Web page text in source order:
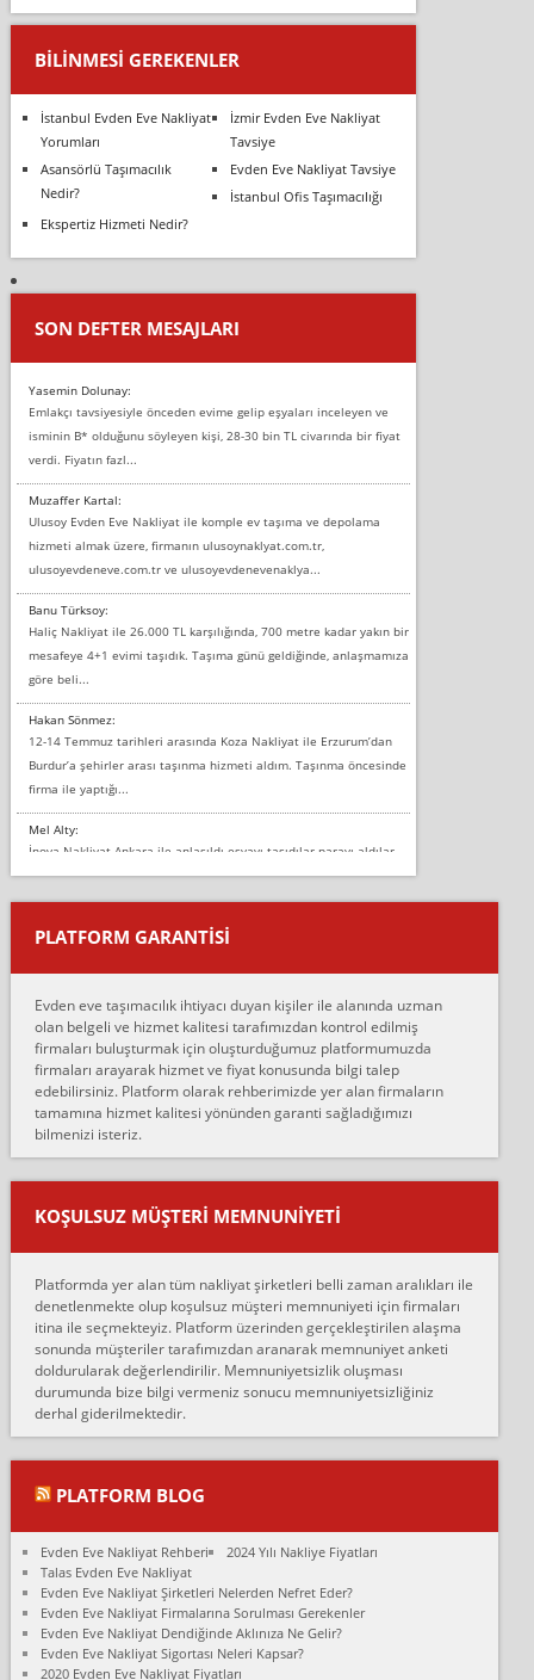
BILINMESI GEREKENLER
İstanbul Evden Eve Nakliyat
Yorumları
İzmir Evden Eve Nakliyat
Tavsiye
Asansörlü Taşımacılık
Nedir?
Evden Eve Nakliyat Tavsiye
İstanbul Ofis Taşımacılığı
Ekspertiz Hizmeti Nedir?
SON DEFTER MESAJLARI
Yasemin Dolunay:
Emlakçı tavsiyesiyle önceden evime gelip eşyaları inceleyen ve
isminin B* olduğunu söyleyen kişi, 28-30 bin TL civarında bir fiyat
verdi. Fiyatın fazl...
Muzaffer Kartal:
Ulusoy Evden Eve Nakliyat ile komple ev taşıma ve depolama
hizmeti almak üzere, firmanın ulusoynaklyat.com.tr,
ulusoyevdeneve.com.tr ve ulusoyevdenevenaklya...
Banu Türksoy:
Haliç Nakliyat ile 26.000 TL karşılığında, 700 metre kadar yakın bir
mesafeye 4+1 evimi taşıdık. Taşıma günü geldiğinde, anlaşmamıza
göre beli...
Hakan Sönmez:
12-14 Temmuz tarihleri arasında Koza Nakliyat ile Erzurum’dan
Burdur’a şehirler arası taşınma hizmeti aldım. Taşınma öncesinde
firma ile yaptığı...
Mel Alty:
İnova Nakliyat Ankara ile anlaşıldı eşyayı taşıdılar parayı aldılar.
Salon duvarına bir baktım birisi boydan alüminyum renkli bantı
yapıştırm...
Murat:
çalıştıklarını, müş...
Ahmet:
Lüleburgaz güngünes evden eve naklyat eşyalarımı taşımak için
anlaştık sabah eve geldiklerinde de eşyalarımı düzgün şekilde
sarcaz demelerine r...
mehmet güldü:
Ankara ALİCANLAR NAKLİYAT Tutarsız ve ticari ahlak problemleri
var verdikleri fiyat teklifini arttırdılar. Sonrasında taşıma gününde
oldukça tutarsı...
Ankara Alicanlar naklyat tel 5465524025. 2600 TL'ye ankaradan
Konya ya Alicanlar naklyat la anlaştık bu şahıs evin taşınacağı gün
fiyatın mazoto gele...
Fatih kokmese:
Diyarbakır dan eşyamı getirtmek için anlaştım sözleşme yaptım.
Son anda fiyat artırdılar.. mecburiyetten tasittim.. bu kişiler ağrılı
Ali:
olduk. Asansörlü dediler sonra uraya asansör kurulmaz dediler
fark istediler. ortada asa...
Nimet:
Ben 2021 Ağustos ilk haftası Evimi taşıdım yani İstanbul'un bir
Mahallesi'nden bir başka Mahallesi'ne yani Ümraniye bölgesinde
oturuyorum önceleri ara...
PLATFORM GARANTİSİ
Evden eve taşımacılık ihtiyacı duyan kişiler ile alanında uzman
olan belgeli ve hizmet kalitesi tarafımızdan kontrol edilmiş
firmaları buluşturmak için oluşturduğumuz platformumuzda
firmaları arayarak hizmet ve fiyat konusunda bilgi talep
edebilirsiniz. Platform olarak rehberimizde yer alan firmaların
tamamına hizmet kalitesi yönünden garanti sağladığımızı
bilmenizi isteriz.
KOŞULSUZ MÜŞTERI MEMNUNIYETI
Platformda yer alan tüm nakliyat şirketleri belli zaman aralıkları ile
denetlenmekte olup koşulsuz müşteri memnuniyeti için firmaları
itina ile seçmekteyiz. Platform üzerinden gerçekleştirilen alaşma
sonunda müşteriler tarafımızdan aranarak memnuniyet anketi
doldurularak değerlendirilir. Memnuniyetsizlik oluşması
durumunda bize bilgi vermeniz sonucu memnuniyetsizliğiniz
derhal giderilmektedir.
PLATFORM BLOG
Evden Eve Nakliyat Rehberi
2024 Yılı Nakliye Fiyatları
Talas Evden Eve Nakliyat
Evden Eve Nakliyat Şirketleri Nelerden Nefret Eder?
Evden Eve Nakliyat Firmalarına Sorulması Gerekenler
Evden Eve Nakliyat Dendiğinde Aklınıza Ne Gelir?
Evden Eve Nakliyat Sigortası Neleri Kapsar?
2020 Evden Eve Nakliyat Fiyatları